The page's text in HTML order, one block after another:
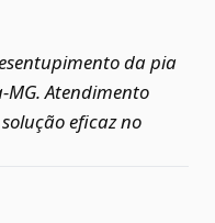
da pia
Atendimento
eficaz no